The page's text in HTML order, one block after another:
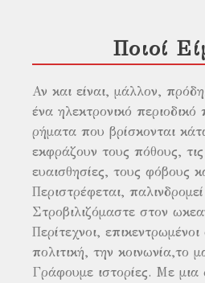
Ποιοί
Αν και είναι, μάλλον,
ένα ηλεκτρονικό περιοδικό
ρήματα που βρίσκονται
εκφράζουν τους πόθους, τις
ευαισθησίες, τους φόβους
Περιστρέφεται,
Στροβιλιζόμαστε στον
Περίτεχνοι,
πολιτική, την κοινωνία,το
Γράφουμε ιστορίες. Με μια